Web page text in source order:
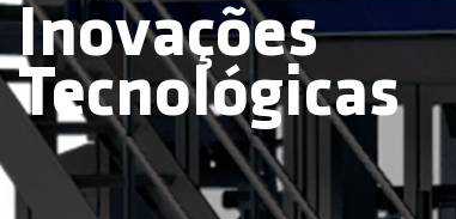
Inovações
Tecnológicas